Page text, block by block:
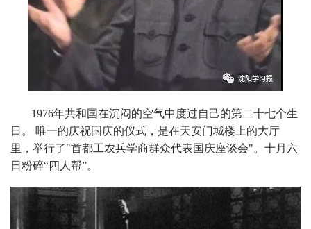
1976年共和国在沉闷的空气中度过自己的第二十七个生
日。 唯一的庆祝国庆的仪式，是在天安门城楼上的大厅
里，举行了"首都工农兵学商群众代表国庆座谈会"。十月六
日粉碎“四人帮”。